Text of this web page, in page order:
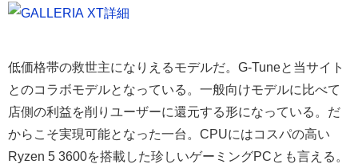
低価格帯の救世主になりえるモデルだ。G-Tuneと当サイト
とのコラボモデルとなっている。一般向けモデルに比べて
店側の利益を削りユーザーに還元する形になっている。だ
からこそ実現可能となった一台。CPUにはコスパの高い
Ryzen 5 3600を搭載した珍しいゲーミングPCとも言える。